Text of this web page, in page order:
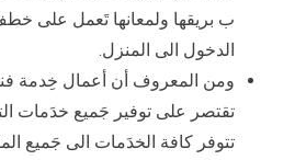
ب بريقها ولمعانها تَعمل على
الدخول الى المنزل.
ومن المعروف أن أعمال خِدمة
تقتصر على توفير جَميع خدَمات
تتوفر كافة الخدَمات الى جَميع